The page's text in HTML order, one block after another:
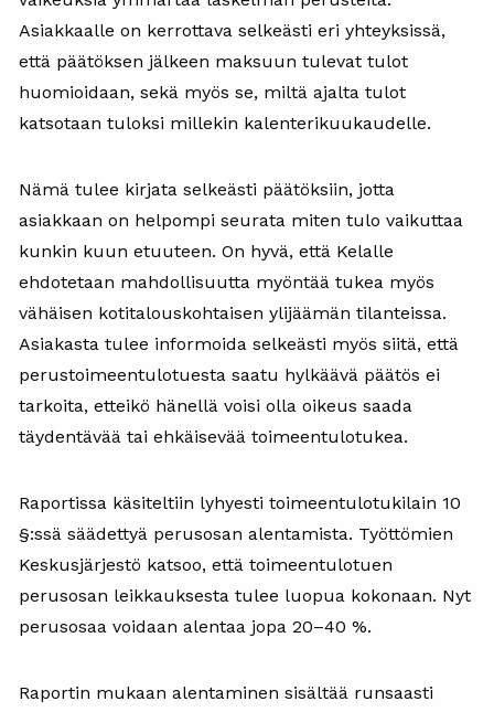
Asiakkaalle on kerrottava selkeästi eri yhteyksissä,
että päätöksen jälkeen maksuun tulevat tulot
huomioidaan, sekä myös se, miltä ajalta tulot
katsotaan tuloksi millekin kalenterikuukaudelle.
Nämä tulee kirjata selkeästi päätöksiin, jotta
asiakkaan on helpompi seurata miten tulo vaikuttaa
kunkin kuun etuuteen. On hyvä, että Kelalle
ehdotetaan mahdollisuutta myöntää tukea myös
vähäisen kotitalouskohtaisen ylijäämän tilanteissa.
Asiakasta tulee informoida selkeästi myös siitä, että
perustoimeentulotuesta saatu hylkäävä päätös ei
tarkoita, etteikö hänellä voisi olla oikeus saada
täydentävää tai ehkäisevää toimeentulotukea.
Raportissa käsiteltiin lyhyesti toimeentulotukilain 10
§:ssä säädettyä perusosan alentamista. Työttömien
Keskusjärjestö katsoo, että toimeentulotuen
perusosan leikkauksesta tulee luopua kokonaan. Nyt
perusosaa voidaan alentaa jopa 20–40 %.
Raportin mukaan alentaminen sisältää runsaasti